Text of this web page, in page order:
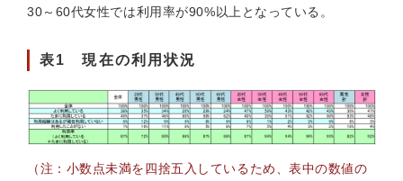
30～60代女性では利用率が90%以上となっている。
表1 現在の利用状況
（注：小数点未満を四捨五入しているため、表中の数値の